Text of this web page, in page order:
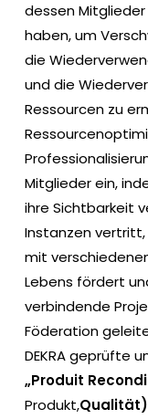
dessen
haben, um
die
und die
Ressourcen zu
Mitglieder ein,
ihre Sichtbarkeit
Instanzen
mit
Lebens fördert
verbindende
Föderation
DEKRA geprüfte
„Produit
Produkt,Qualität)